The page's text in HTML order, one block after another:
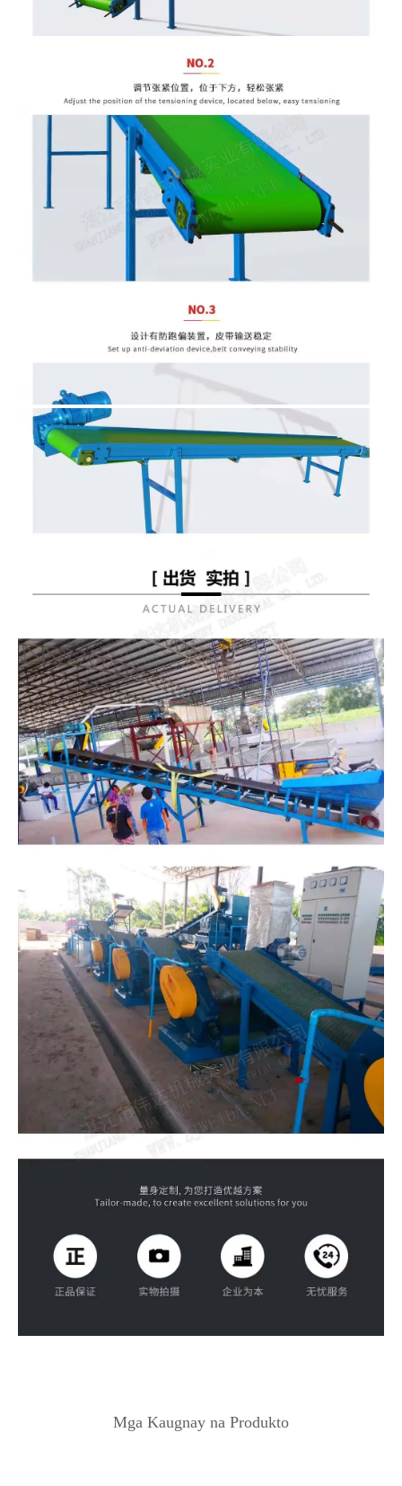
Mga Kaugnay na Produkto